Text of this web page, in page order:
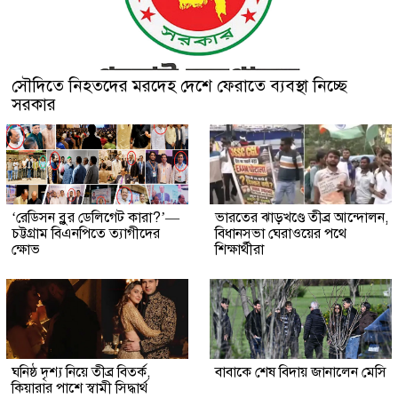
সৌদিতে নিহতদের মরদেহ দেশে ফেরাতে ব্যবস্থা নিচ্ছে
সরকার
‘রেডিসন ব্লুর ডেলিগেট কারা?’—
চট্টগ্রাম বিএনপিতে ত্যাগীদের
ক্ষোভ
ভারতের ঝাড়খণ্ডে তীব্র আন্দোলন,
বিধানসভা ঘেরাওয়ের পথে
শিক্ষার্থীরা
ঘনিষ্ঠ দৃশ্য নিয়ে তীব্র বিতর্ক,
কিয়ারার পাশে স্বামী সিদ্ধার্থ
বাবাকে শেষ বিদায় জানালেন মেসি